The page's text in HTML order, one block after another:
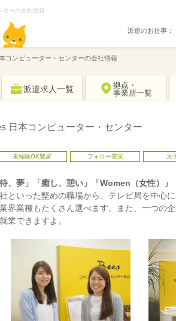
ターの会社情報
派遣のお仕事：
コンピューター・センターの会社情報
派遣求人一覧
拠点・
事業所一覧
日本コンピューター・センター
未経験OK豊富 フォロー充実 大
、夢」「癒し、憩い」「Women（女性）」
といった堅めの職場から、テレビ局を中心
界業種もたくさん選べます。また、一つの
業できますよ。